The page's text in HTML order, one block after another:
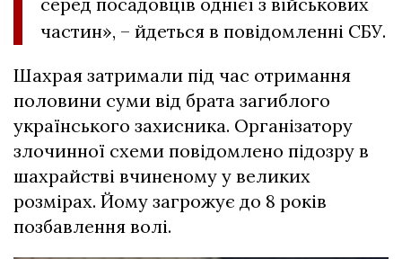
частин», – йдеться в повідомленні СБУ.
Шахрая затримали під час отримання
половини суми від брата загиблого
українського захисника. Організатору
злочинної схеми повідомлено підозру в
шахрайстві вчиненому у великих
розмірах. Йому загрожує до 8 років
позбавлення волі.